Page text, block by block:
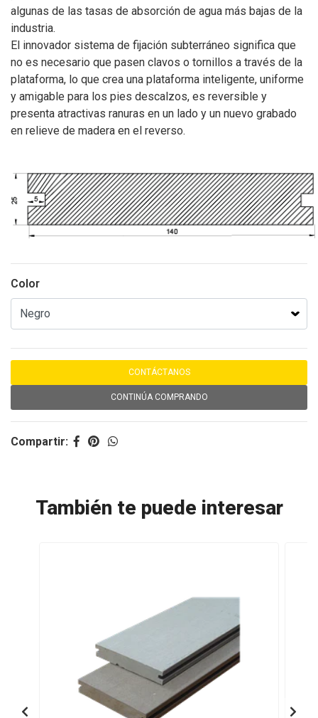
algunas de las tasas de absorción de agua más bajas de la
industria.
El innovador sistema de fijación subterráneo significa que
no es necesario que pasen clavos o tornillos a través de la
plataforma, lo que crea una plataforma inteligente, uniforme
y amigable para los pies descalzos, es reversible y
presenta atractivas ranuras en un lado y un nuevo grabado
en relieve de madera en el reverso.
Color
CONTÁCTANOS
CONTINÚA COMPRANDO
Compartir:
También te puede interesar